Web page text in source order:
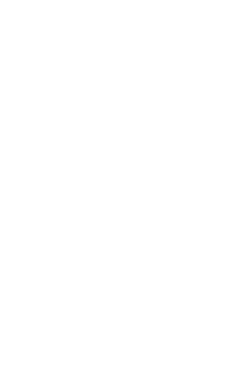
do not specify a
of the
default user.